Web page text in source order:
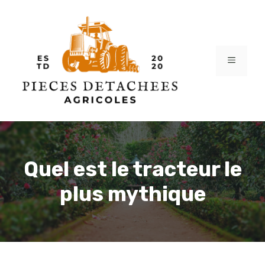
MENU
Quel est le tracteur le
plus mythique